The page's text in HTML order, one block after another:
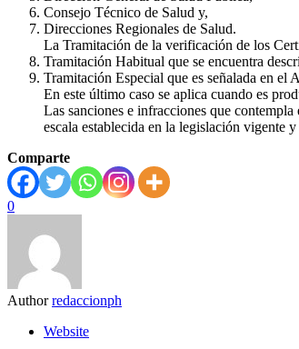
Consejo Técnico de Salud y,
Direcciones Regionales de Salud.
La Tramitación de la verificación de los
Tramitación Habitual que se encuentra
Tramitación Especial que es señalada en
En este último caso se aplica cuando es
Las sanciones e infracciones que
escala establecida en la legislación vigente
Comparte
0
Author redaccionph
Website